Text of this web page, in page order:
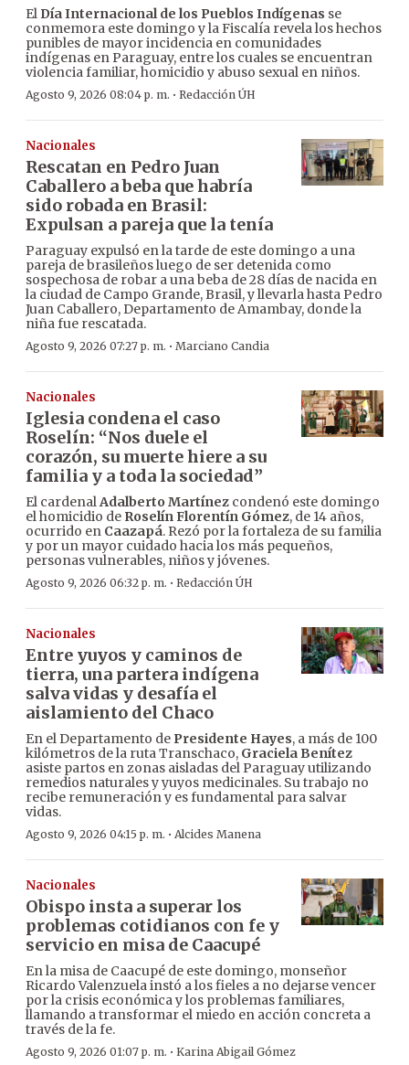
El Día Internacional de los Pueblos Indígenas se
conmemora este domingo y la Fiscalía revela los hechos
punibles de mayor incidencia en comunidades
indígenas en Paraguay, entre los cuales se encuentran
violencia familiar, homicidio y abuso sexual en niños.
Agosto 9, 2026 08:04 p. m. · Redacción ÚH
Nacionales
Rescatan en Pedro Juan
Caballero a beba que habría
sido robada en Brasil:
Expulsan a pareja que la tenía
Paraguay expulsó en la tarde de este domingo a una
pareja de brasileños luego de ser detenida como
sospechosa de robar a una beba de 28 días de nacida en
la ciudad de Campo Grande, Brasil, y llevarla hasta Pedro
Juan Caballero, Departamento de Amambay, donde la
niña fue rescatada.
Agosto 9, 2026 07:27 p. m. · Marciano Candia
Nacionales
Iglesia condena el caso
Roselín: “Nos duele el
corazón, su muerte hiere a su
familia y a toda la sociedad”
El cardenalAdalberto Martínez condenó este domingo
el homicidio de Roselín Florentín Gómez, de 14 años,
ocurrido en Caazapá. Rezó por la fortaleza de su familia
y por un mayor cuidado hacia los más pequeños,
personas vulnerables, niños y jóvenes.
Agosto 9, 2026 06:32 p. m. · Redacción ÚH
Nacionales
Entre yuyos y caminos de
tierra, una partera indígena
salva vidas y desafía el
aislamiento del Chaco
En el Departamento de Presidente Hayes, a más de 100
kilómetros de la ruta Transchaco, Graciela Benítez
asiste partos en zonas aisladas del Paraguay utilizando
remedios naturales y yuyos medicinales. Su trabajo no
recibe remuneración y es fundamental para salvar
vidas.
Agosto 9, 2026 04:15 p. m. · Alcides Manena
Nacionales
Obispo insta a superar los
problemas cotidianos con fe y
servicio en misa de Caacupé
En la misa de Caacupé de este domingo, monseñor
Ricardo Valenzuela instó a los fieles a no dejarse vencer
por la crisis económica y los problemas familiares,
llamando a transformar el miedo en acción concreta a
través de la fe.
Agosto 9, 2026 01:07 p. m. · Karina Abigail Gómez